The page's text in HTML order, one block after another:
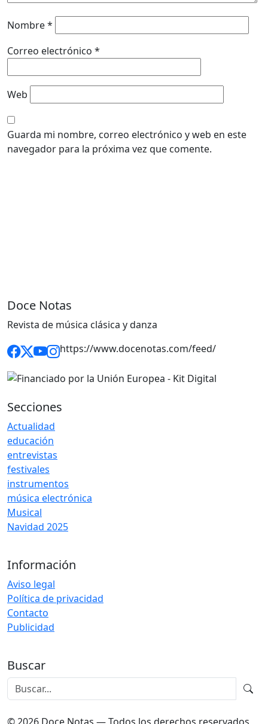
Nombre*
Correo electrónico *
Web
Guarda mi nombre, correo electrónico y web en este
navegador para la próxima vez que comente.
Doce Notas
Revista de música clásica y danza
https://www.docenotas.com/feed/
Secciones
Actualidad
educación
entrevistas
festivales
instrumentos
música electrónica
Musical
Navidad 2025
Información
Aviso legal
Política de privacidad
Contacto
Publicidad
Buscar